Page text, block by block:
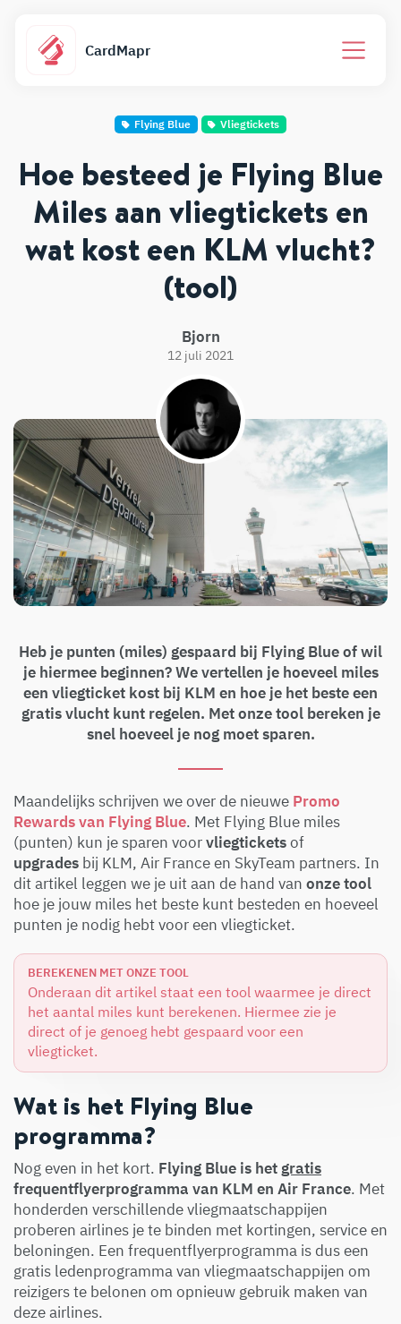
CardMapr
Flying Blue Vliegtickets
Hoe besteed je Flying Blue
Miles aan vliegtickets en
wat kost een KLM vlucht?
(tool)
Bjorn
12 juli 2021
Heb je punten (miles) gespaard bij Flying Blue of wil
je hiermee beginnen? We vertellen je hoeveel miles
een vliegticket kost bij KLM en hoe je het beste een
gratis vlucht kunt regelen. Met onze tool bereken je
snel hoeveel je nog moet sparen.
Maandelijks schrijven we over de nieuwe Promo
Rewards van Flying Blue. Met Flying Blue miles
(punten) kun je sparen voorvliegticketsof
upgrades bij KLM, Air France en SkyTeam partners. In
dit artikel leggen we je uit aan de hand van onze tool
hoe je jouw miles het beste kunt besteden en hoeveel
punten je nodig hebt voor een vliegticket.
BEREKENEN MET ONZE TOOL
Onderaan dit artikel staat een tool waarmee je direct
het aantal miles kunt berekenen. Hiermee zie je
direct of je genoeg hebt gespaard voor een
vliegticket.
Wat is het Flying Blue
programma?
Nog even in het kort. Flying Blue is het gratis
frequentflyerprogramma van KLM en Air France. Met
honderden verschillende vliegmaatschappijen
proberen airlines je te binden met kortingen, service en
beloningen. Een frequentflyerprogramma is dus een
gratis ledenprogramma van vliegmaatschappijen om
reizigers te belonen om opnieuw gebruik maken van
deze airlines.